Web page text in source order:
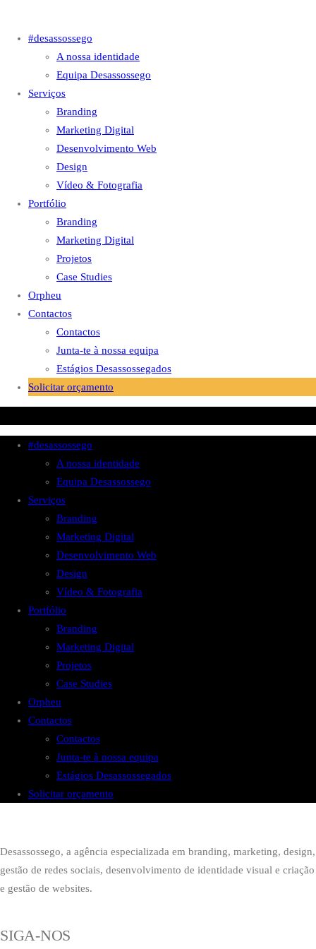
#desassossego
A nossa identidade
Equipa Desassossego
Serviços
Branding
Marketing Digital
Desenvolvimento Web
Design
Vídeo & Fotografia
Portfólio
Branding
Marketing Digital
Projetos
Case Studies
Orpheu
Contactos
Contactos
Junta-te à nossa equipa
Estágios Desassossegados
Solicitar orçamento
#desassossego
A nossa identidade
Equipa Desassossego
Serviços
Branding
Marketing Digital
Desenvolvimento Web
Design
Vídeo & Fotografia
Portfólio
Branding
Marketing Digital
Projetos
Case Studies
Orpheu
Contactos
Contactos
Junta-te à nossa equipa
Estágios Desassossegados
Solicitar orçamento
Desassossego, a agência especializada em branding, marketing, design,
gestão de redes sociais, desenvolvimento de identidade visual e criação
e gestão de websites.
SIGA-NOS